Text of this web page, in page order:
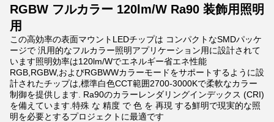
RGBW フルカラー 120lm/W Ra90 装飾用照明
用
この高効率の表面マウントLEDチップは コンパクトなSMDパッケ
ージで 汎用的なフルカラー照明アプリケーション用に設計されて
います照明効率は120lm/Wでエネルギー省エネ性能
RGB,RGBW,およびRGBWWカラーモードをサポートするように設
計されたチップは,標準白色CCT範囲2700-3000Kで柔軟なカラー
制御を提供します. Ra90のカラーレンダリングインデックス (CRI)
を備えています.特殊 な 精度 で 色 を 再現 する鮮明で現実的な照
明を必要とするプロジェクトに最適です